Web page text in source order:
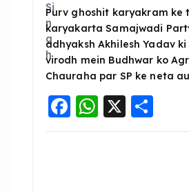
Purv ghoshit karyakram ke
karyakarta Samajwadi
adhyaksh Akhilesh Yadav
virodh mein Budhwar ko
Chauraha par SP ke neta
F
a
W
h
X S
h